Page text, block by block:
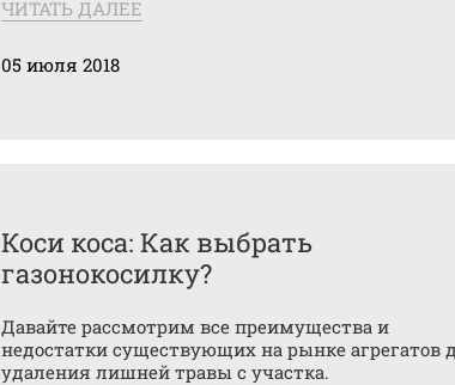
ЧИТАТЬ ДАЛЕЕ
05 июля 2018
Коси коса: Как выбрать
газонокосилку?
Давайте рассмотрим все преимущества и
недостатки существующих на рынке агрегатов
удаления лишней травы с участка.